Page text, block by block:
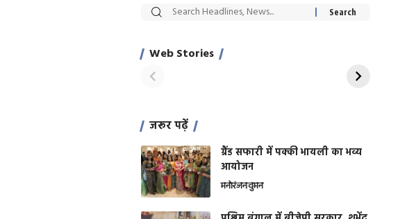
Web Stories
सट्टेबाजी में अरेस्ट हुए
साहिल खान
रोज एक कच्चे लहसुन
जरूर पढ़ें
ग्रैंड सफारी में पक्की भायली का भव्य
आयोजन
मनोरंजनवुमन